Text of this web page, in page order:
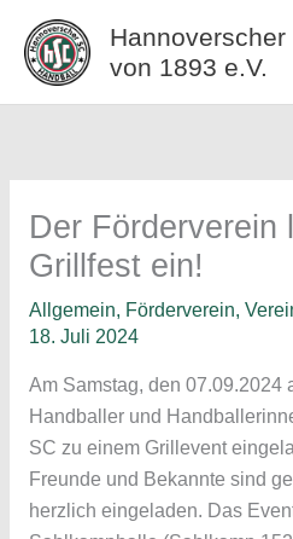
Inhalt
springen
Hannoverscher
von 1893 e.V.
Der Förderverein
Grillfest ein!
Allgemein, Förderverein,
18. Juli 2024
Am Samstag, den 07.09.2024
Handballer und
SC zu einem Grillevent
Freunde und Bekannte sind
herzlich eingeladen. Das